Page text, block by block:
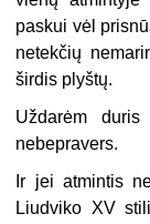
paskui vėl
netekčių
širdis plyštų.
Uždarėm
nebepravers.
Ir jei atmintis
Liudviko XV